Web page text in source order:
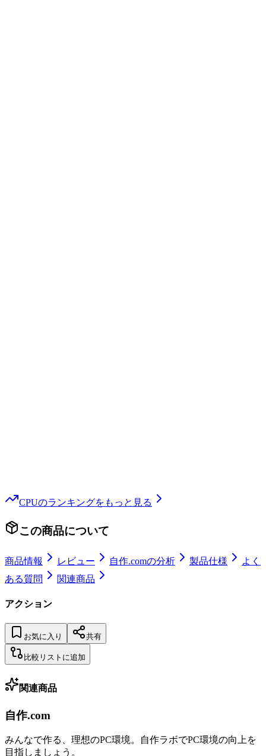
CPUのランキングをもっと見る
この商品について
商品情報 レビュー 自作.comの分析 製品仕様
よく
ある質問
関連商品
アクション
お気に入り 共有
比較リストに追加
関連商品
自作.com
みんなで作る、理想のPC環境。 自作ラボでPC環境の向上を
目指しましょう。